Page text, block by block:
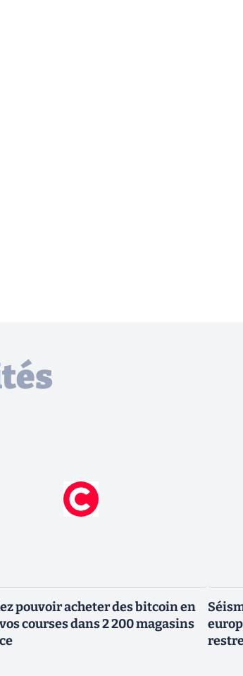
pouvoir acheter des bitcoin en
courses dans 2 200 magasins